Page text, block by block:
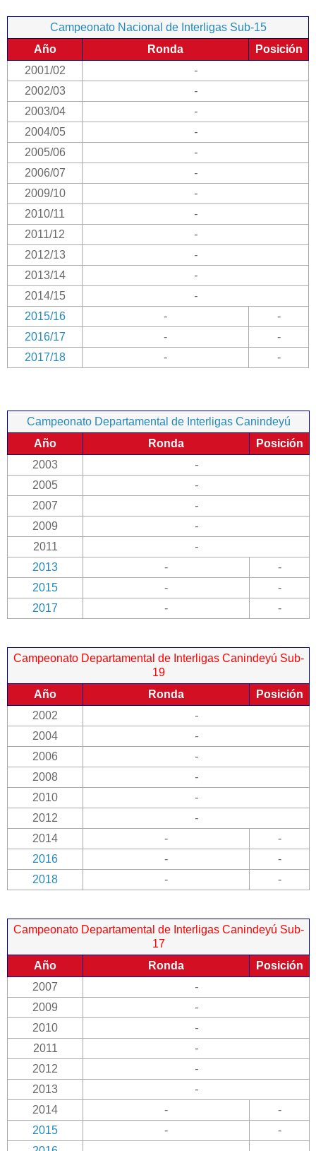
Campeonato Nacional de Interligas Sub-15
Año
Ronda
Posición
2001/02
-
2002/03
-
2003/04
-
2004/05
-
2005/06
-
2006/07
-
2009/10
-
2010/11
-
2011/12
-
2012/13
-
2013/14
-
2014/15
-
2015/16
-
-
2016/17
-
-
2017/18
- -
Campeonato Departamental de Interligas Canindeyú
Año
Ronda
Posición
2003
-
2005
-
2007
-
2009
-
2011
-
2013
-
-
2015
-
-
2017
- -
Campeonato Departamental de Interligas Canindeyú Sub-
19
Año
Ronda
Posición
2002
-
2004
-
2006
-
2008
-
2010
-
2012
-
2014
-
-
2016
-
-
2018
- -
Campeonato Departamental de Interligas Canindeyú Sub-
17
Año
Ronda
Posición
2007
-
2009
-
2010
-
2011
-
2012
-
2013
-
2014
-
-
2015
-
-